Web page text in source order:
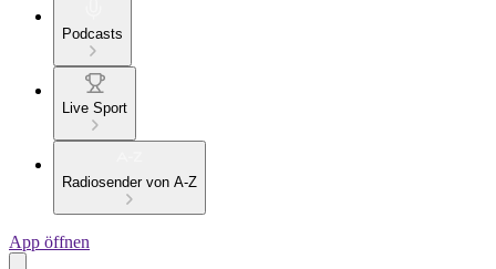
Podcasts
Live Sport
Radiosender von A-Z
App öffnen